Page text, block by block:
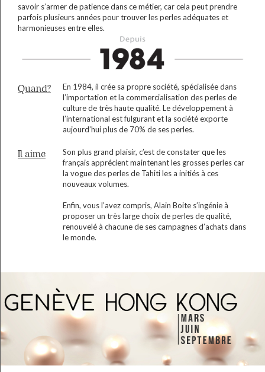
savoir s’armer de patience dans ce métier, car cela peut prendre
parfois plusieurs années pour trouver les perles adéquates et
harmonieuses entre elles.
Quand?
En 1984, il crée sa propre société, spécialisée dans
l’importation et la commercialisation des perles de
culture de très haute qualité. Le développement à
l’international est fulgurant et la société exporte
aujourd’hui plus de 70% de ses perles.
Il aime
Son plus grand plaisir, c’est de constater que les
français apprécient maintenant les grosses perles car
la vogue des perles de Tahiti les a initiés à ces
nouveaux volumes.
Enfin, vous l’avez compris, Alain Boite s’ingénie à
proposer un très large choix de perles de qualité,
renouvelé à chacune de ses campagnes d’achats dans
le monde.